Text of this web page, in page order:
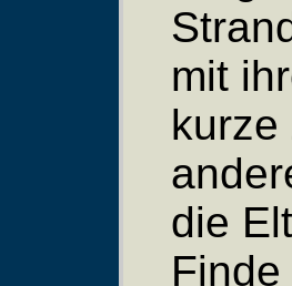
mit
kurze
die